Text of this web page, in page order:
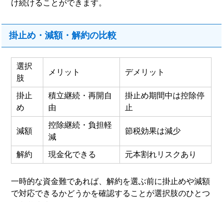
け続けることができます。
掛止め・減額・解約の比較
選択
肢
メリット デメリット
掛止
め
積立継続・再開自
由
掛止め期間中は控除停
止
減額
控除継続・負担軽
減
節税効果は減少
解約 現金化できる 元本割れリスクあり
一時的な資金難であれば、解約を選ぶ前に掛止めや減額
で対応できるかどうかを確認することが選択肢のひとつ